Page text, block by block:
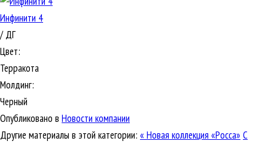
Инфинити 4
/ ДГ
Цвет:
Терракота
Молдинг:
Черный
Опубликовано в Новости компании
Другие материалы в этой категории: « Новая коллекция «Росса» С